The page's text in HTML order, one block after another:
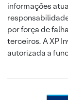
informações
por força de
terceiros. A XP
autorizada a